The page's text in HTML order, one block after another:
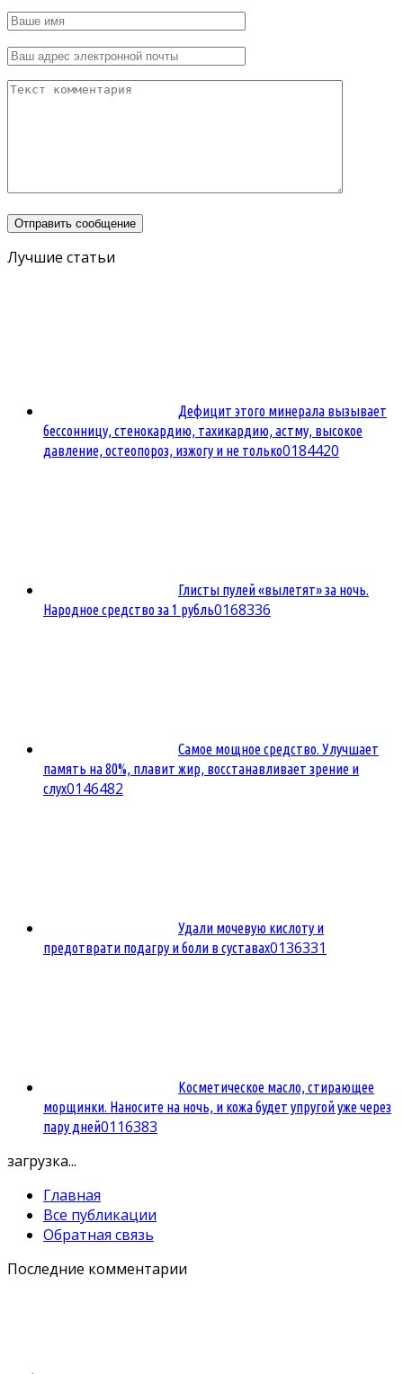
Лучшие статьи
Дефицит этого минерала вызывает
бессонницу, стенокардию, тахикардию, астму, высокое
давление, остеопороз, изжогу и не только0184420
Глисты пулей «вылетят» за ночь.
Народное средство за 1 рубль0168336
Самое мощное средство. Улучшает
память на 80%, плавит жир, восстанавливает зрение и
слух0146482
Удали мочевую кислоту и
предотврати подагру и боли в суставах0136331
Косметическое масло, стирающее
морщинки. Наносите на ночь, и кожа будет упругой уже через
пару дней0116383
загрузка...
Главная
Все публикации
Обратная связь
Последние комментарии